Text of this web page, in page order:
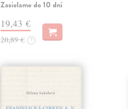
Zasielame do 10 dní
19,43 €
20,89 € ?